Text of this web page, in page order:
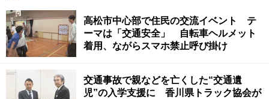
高松市中心部で住民の交流イベント テ
ーマは「交通安全」 自転車ヘルメット
着用、ながらスマホ禁止呼び掛け
交通事故で親などを亡くした“交通遺
児”の入学支援に 香川県トラック協会が